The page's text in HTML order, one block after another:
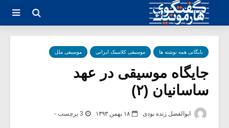
بایگانی همه نوشته ها موسیقی کلاسیک ایرانی موسیقی ملل
جایگاه موسیقی در عهد
ساسانیان (۲)
ابوالفضل زنده بودی ۱۸ بهمن ۱۳۹۳ 3 برچسب -